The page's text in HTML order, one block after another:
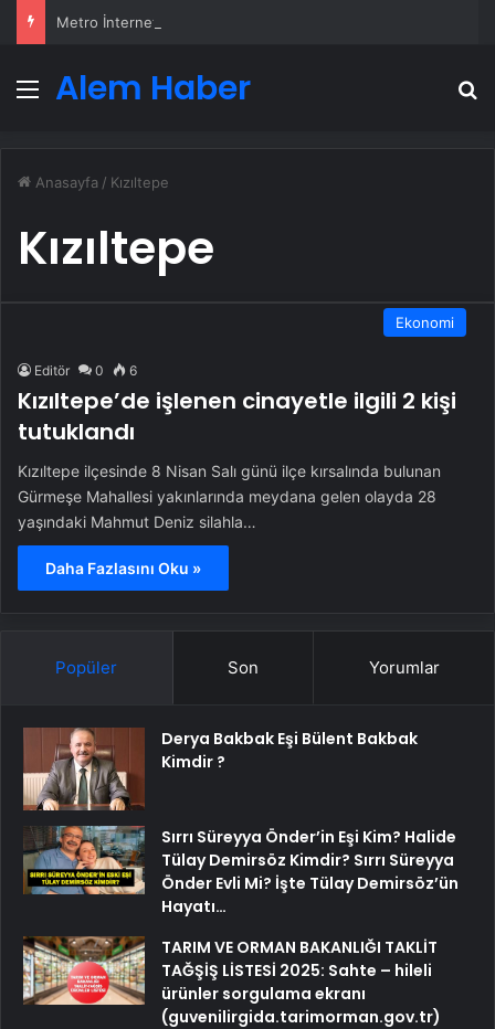
Metro İnternet Nedir ve Nasıl Seçilir
MenüAlem Haber
Anasayfa / Kızıltepe
Kızıltepe
Ekonomi
Editör 0 6
Kızıltepe’de işlenen cinayetle ilgili 2 kişi
tutuklandı
Kızıltepe ilçesinde 8 Nisan Salı günü ilçe kırsalında bulunan
Gürmeşe Mahallesi yakınlarında meydana gelen olayda 28
yaşındaki Mahmut Deniz silahla…
Daha Fazlasını Oku »
Popüler Son Yorumlar
Derya Bakbak Eşi Bülent Bakbak
Kimdir ?
Sırrı Süreyya Önder’in Eşi Kim? Halide
Tülay Demirsöz Kimdir? Sırrı Süreyya
Önder Evli Mi? İşte Tülay Demirsöz’ün
Hayatı…
TARIM VE ORMAN BAKANLIĞI TAKLİT
TAĞŞİŞ LİSTESİ 2025: Sahte – hileli
ürünler sorgulama ekranı
(guvenilirgida.tarimorman.gov.tr)